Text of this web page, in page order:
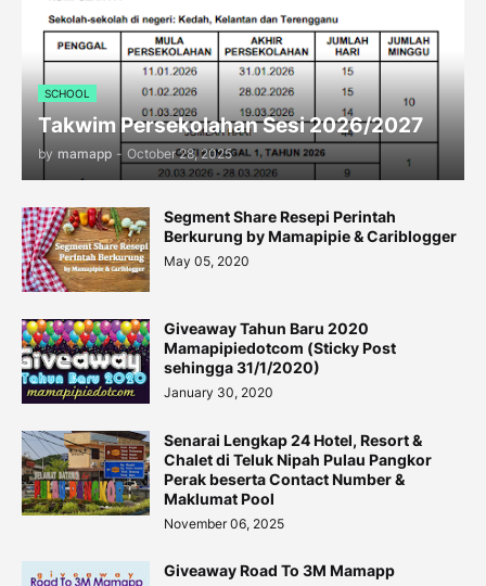
SCHOOL
Takwim Persekolahan Sesi 2026/2027
by mamapp - October 28, 2025
Segment Share Resepi Perintah
Berkurung by Mamapipie & Cariblogger
May 05, 2020
Giveaway Tahun Baru 2020
Mamapipiedotcom (Sticky Post
sehingga 31/1/2020)
January 30, 2020
Senarai Lengkap 24 Hotel, Resort &
Chalet di Teluk Nipah Pulau Pangkor
Perak beserta Contact Number &
Maklumat Pool
November 06, 2025
Giveaway Road To 3M Mamapp